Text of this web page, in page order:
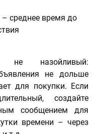
не назойливый:
не дольше
для покупки. Если
создайте
сообщением для
времени – через